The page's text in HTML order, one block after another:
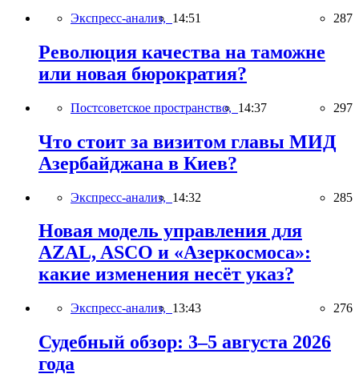
Экспресс-анализ, 14:51 287
Революция качества на таможне
или новая бюрократия?
Постсоветское пространство, 14:37 297
Что стоит за визитом главы МИД
Азербайджана в Киев?
Экспресс-анализ, 14:32 285
Новая модель управления для
AZAL, ASCO и «Азеркосмоса»:
какие изменения несёт указ?
Экспресс-анализ, 13:43 276
Судебный обзор: 3–5 августа 2026
года